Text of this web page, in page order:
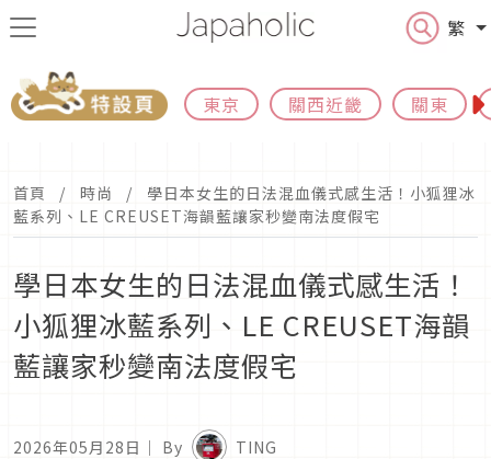
繁
東京 關西近畿 關東
首頁 時尚
學日本女生的日法混血儀式感生活！小狐狸冰
藍系列、LE CREUSET海韻藍讓家秒變南法度假宅
學日本女生的日法混血儀式感生活！
小狐狸冰藍系列、LE CREUSET海韻
藍讓家秒變南法度假宅
2026年05月28日 ｜ By TING